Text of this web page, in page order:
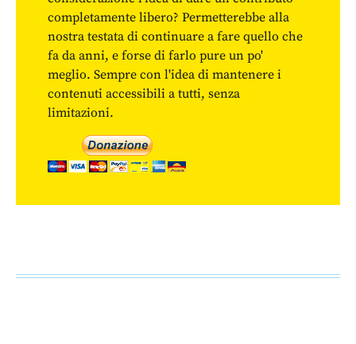
completamente libero? Permetterebbe alla
nostra testata di continuare a fare quello che
fa da anni, e forse di farlo pure un po'
meglio. Sempre con l'idea di mantenere i
contenuti accessibili a tutti, senza
limitazioni.